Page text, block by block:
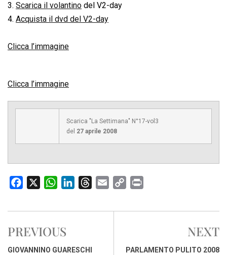
3. Scarica il volantino del V2-day
4. Acquista il dvd del V2-day
Clicca l’immagine
Clicca l’immagine
Scarica "La Settimana" N°17-vol3
del 27 aprile 2008
c
b
o
W
a
s
A
n
d
r
a
p
i
i
PREVIOUS
GIOVANNINO GUARESCHI
NEXT
PARLAMENTO PULITO 2008